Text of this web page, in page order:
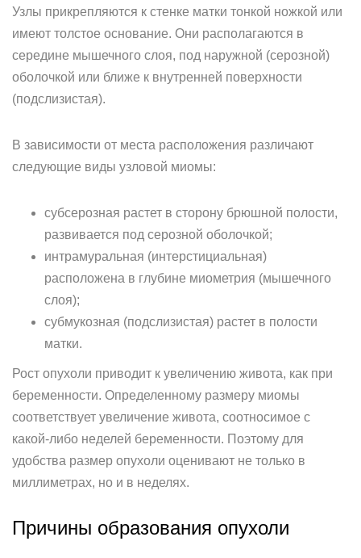
Узлы прикрепляются к стенке матки тонкой ножкой или
имеют толстое основание. Они располагаются в
середине мышечного слоя, под наружной (серозной)
оболочкой или ближе к внутренней поверхности
(подслизистая).
В зависимости от места расположения различают
следующие виды узловой миомы:
субсерозная растет в сторону брюшной полости,
развивается под серозной оболочкой;
интрамуральная (интерстициальная)
расположена в глубине миометрия (мышечного
слоя);
субмукозная (подслизистая) растет в полости
матки.
Рост опухоли приводит к увеличению живота, как при
беременности. Определенному размеру миомы
соответствует увеличение живота, соотносимое с
какой-либо неделей беременности. Поэтому для
удобства размер опухоли оценивают не только в
миллиметрах, но и в неделях.
Причины образования опухоли